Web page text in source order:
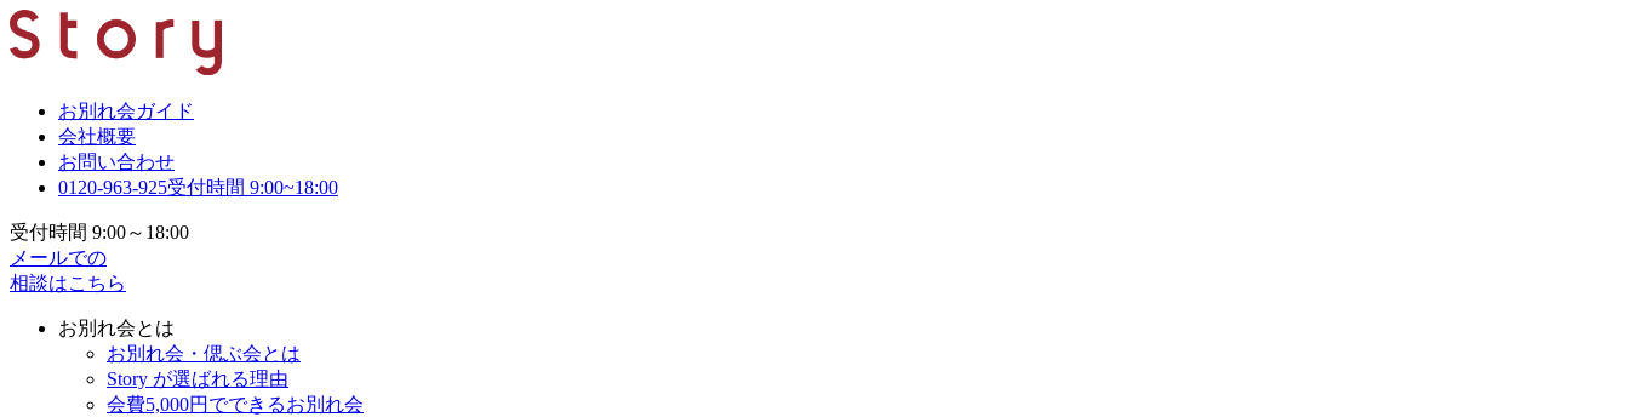
お別れ会ガイド
会社概要
お問い合わせ
0120-963-925受付時間 9:00~18:00
受付時間 9:00～18:00
メールでの
相談はこちら
お別れ会とは
お別れ会・偲ぶ会とは
Story が選ばれる理由
会費5,000円でできるお別れ会